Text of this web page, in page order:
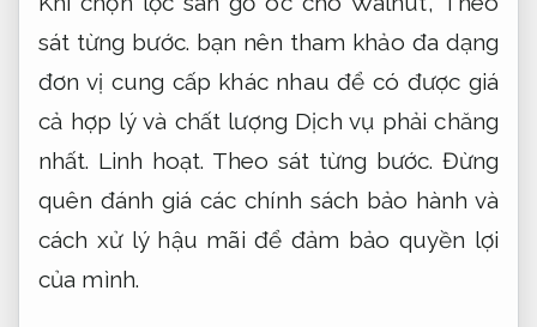
sát từng bước. bạn nên tham khảo đa dạng
đơn vị cung cấp khác nhau để có được giá
cả hợp lý và chất lượng Dịch vụ phải chăng
nhất. Linh hoạt. Theo sát từng bước. Đừng
quên đánh giá các chính sách bảo hành và
cách xử lý hậu mãi để đảm bảo quyền lợi
của mình.